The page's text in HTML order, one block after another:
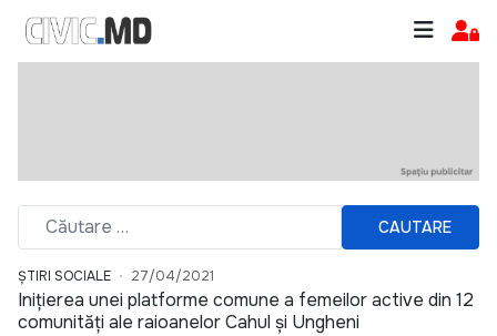
CAUTARE
ȘTIRI SOCIALE 27/04/2021
Inițierea unei platforme comune a femeilor active din 12
comunități ale raioanelor Cahul și Ungheni